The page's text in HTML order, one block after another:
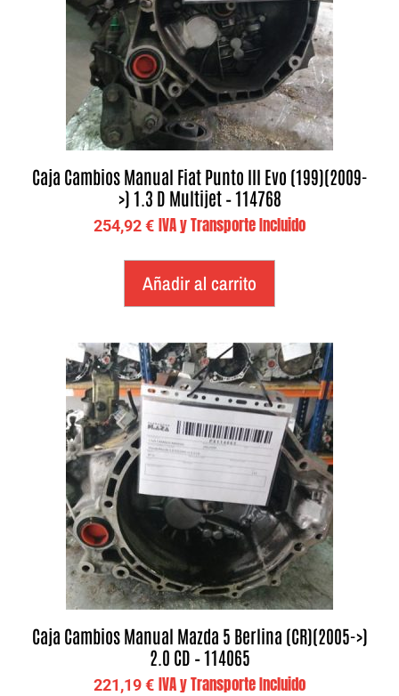
Caja Cambios Manual Fiat Punto III Evo (199)(2009-
>) 1.3 D Multijet – 114768
254,92€ IVA y Transporte Incluido
Añadir al carrito
Caja Cambios Manual Mazda 5 Berlina (CR)(2005->)
2.0 CD – 114065
221,19€ IVA y Transporte Incluido